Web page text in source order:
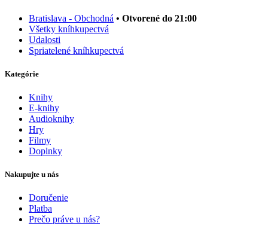
Bratislava - Obchodná • Otvorené do 21:00
Všetky kníhkupectvá
Udalosti
Spriatelené kníhkupectvá
Kategórie
Knihy
E-knihy
Audioknihy
Hry
Filmy
Doplnky
Nakupujte u nás
Doručenie
Platba
Prečo práve u nás?